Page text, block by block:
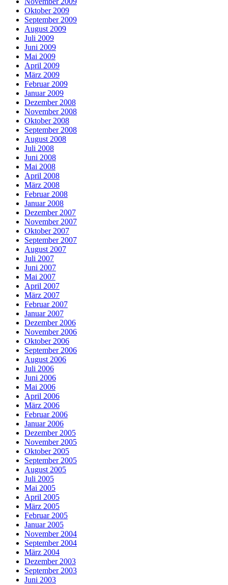
Oktober 2009
September 2009
August 2009
Juli 2009
Juni 2009
Mai 2009
April 2009
März 2009
Februar 2009
Januar 2009
Dezember 2008
November 2008
Oktober 2008
September 2008
August 2008
Juli 2008
Juni 2008
Mai 2008
April 2008
März 2008
Februar 2008
Januar 2008
Dezember 2007
November 2007
Oktober 2007
September 2007
August 2007
Juli 2007
Juni 2007
Mai 2007
April 2007
März 2007
Februar 2007
Januar 2007
Dezember 2006
November 2006
Oktober 2006
September 2006
August 2006
Juli 2006
Juni 2006
Mai 2006
April 2006
März 2006
Februar 2006
Januar 2006
Dezember 2005
November 2005
Oktober 2005
September 2005
August 2005
Juli 2005
Mai 2005
April 2005
März 2005
Februar 2005
Januar 2005
November 2004
September 2004
März 2004
Dezember 2003
September 2003
Juni 2003